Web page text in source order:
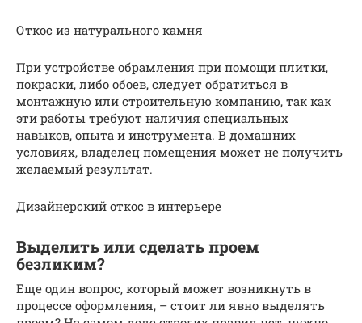
Откос из натурального камня
При устройстве обрамления при помощи плитки,
покраски, либо обоев, следует обратиться в
монтажную или строительную компанию, так как
эти работы требуют наличия специальных
навыков, опыта и инструмента. В домашних
условиях, владелец помещения может не получить
желаемый результат.
Дизайнерский откос в интерьере
Выделить или сделать проем
безликим?
Еще один вопрос, который может возникнуть в
процессе оформления, – стоит ли явно выделять